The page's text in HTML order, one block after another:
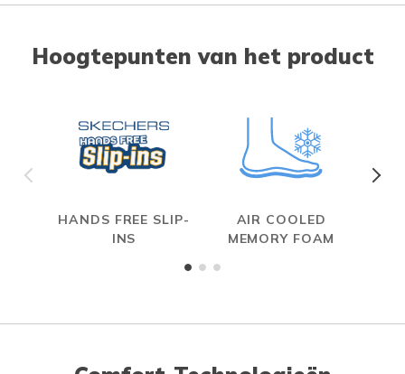
Hoogtepunten van het product
HANDS FREE SLIP-
INS
AIR COOLED
MEMORY FOAM